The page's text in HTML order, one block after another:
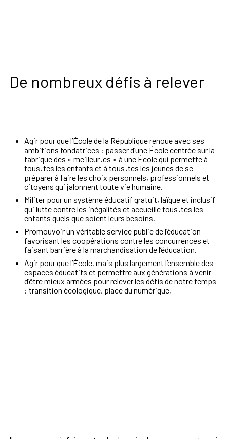
De nombreux défis à relever
Agir pour que l’École de la République renoue avec ses
ambitions fondatrices : passer d’une École centrée sur la
fabrique des « meilleur·es » à une École qui permette à
tous·tes les enfants et à tous·tes les jeunes de se
préparer à faire les choix personnels, professionnels et
citoyens qui jalonnent toute vie humaine.
Militer pour un système éducatif gratuit, laïque et inclusif
qui lutte contre les inégalités et accueille tous·tes les
enfants quels que soient leurs besoins,
Promouvoir un véritable service public de l’éducation
favorisant les coopérations contre les concurrences et
faisant barrière à la marchandisation de l’éducation.
Agir pour que l’École, mais plus largement l’ensemble des
espaces éducatifs et permettre aux générations à venir
d’être mieux armées pour relever les défis de notre temps
: transition écologique, place du numérique,